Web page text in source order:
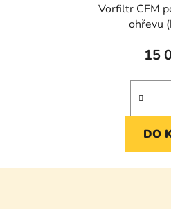
Vorfiltr CFM
ohřevu
15
DO